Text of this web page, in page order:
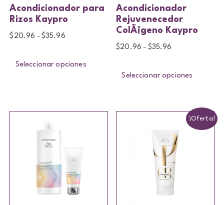
Acondicionador para
Rizos Kaypro
$ 20.96 - $35.96
Seleccionar opciones
Acondicionador
Rejuvenecedor
ColÃ¡geno Kaypro
$20.96 - $35.96
Seleccionar opciones
¡Oferta!